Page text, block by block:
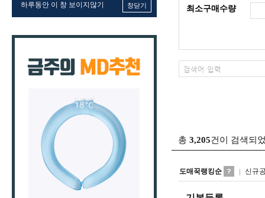
하루동안 이 창 보이지않기 창닫기 최소구매수량
총 3,205건이 검색되
도매꾹랭킹순 신규